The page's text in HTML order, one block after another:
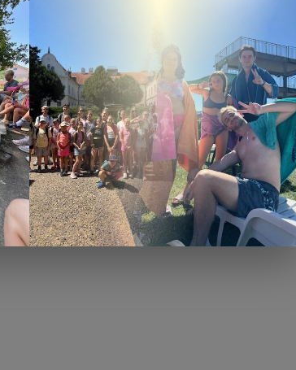
nepôvodné druhy rastlín zakázané držať,
výsevom z neudržiavaných pozemkov šíriť
č. 1502019| PDF | 0.46 Mb
mestských častí| PDF | 7.7 Mb
s biomasou inváznych rastlín| PDF |